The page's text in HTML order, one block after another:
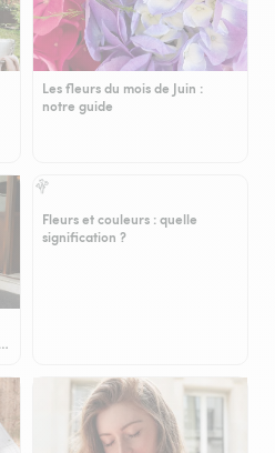
Les fleurs du mois de Juin :
notre guide
Fleurs et couleurs : quelle
signification ?